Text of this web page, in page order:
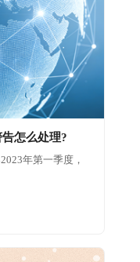
怎么处理?
年第一季度，